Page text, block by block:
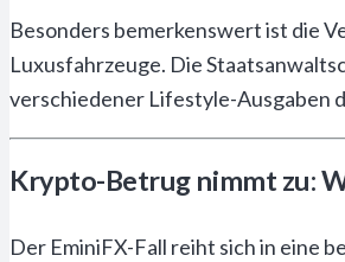
Besonders bemerkenswert ist die
Luxusfahrzeuge. Die
verschiedener Lifestyle-Ausgaben
Krypto-Betrug nimmt zu:
Der EminiFX-Fall reiht sich in eine